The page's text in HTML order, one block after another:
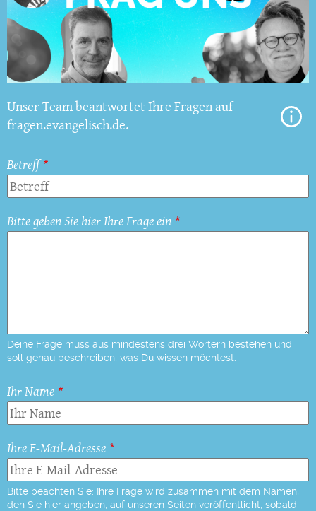
Unser Team beantwortet Ihre Fragen auf
fragen.evangelisch.de.
Betreff
Bitte geben Sie hier Ihre Frage ein
Deine Frage muss aus mindestens drei Wörtern bestehen und
soll genau beschreiben, was Du wissen möchtest.
Ihr Name
Ihre E-Mail-Adresse
Bitte beachten Sie: Ihre Frage wird zusammen mit dem Namen,
den Sie hier angeben, auf unseren Seiten veröffentlicht, sobald